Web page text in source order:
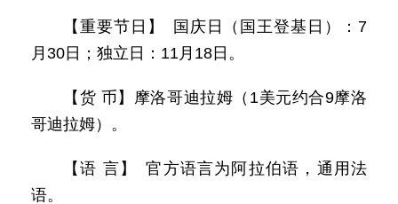
【重要节日】 国庆日（国王登基日）：7
月30日；独立日：11月18日。
【货 币】摩洛哥迪拉姆（1美元约合9摩洛
哥迪拉姆）。
【语 言】 官方语言为阿拉伯语，通用法
语。